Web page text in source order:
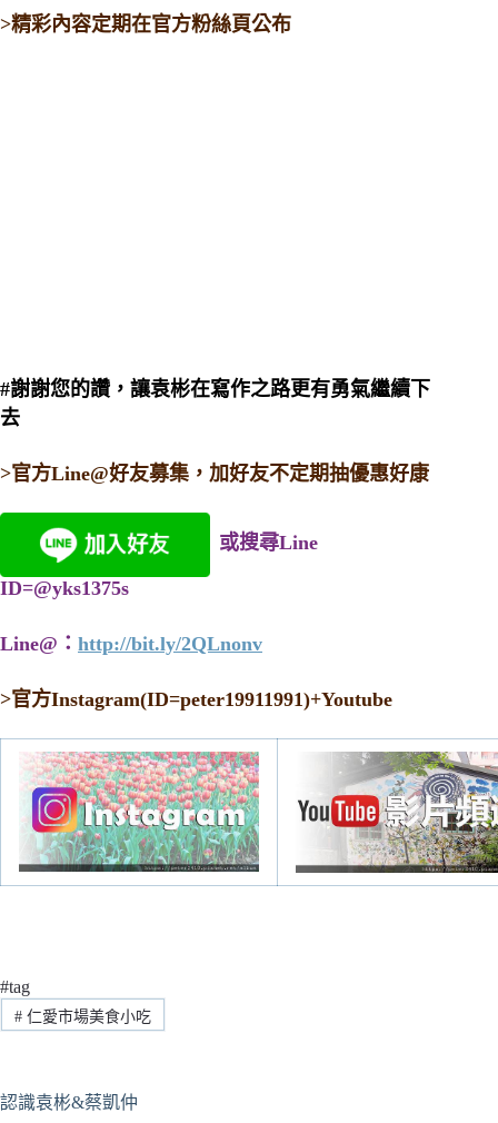
>精彩內容定期在官方粉絲頁公布
#謝謝您的讚，讓袁彬在寫作之路更有勇氣繼續下
去
>官方Line@好友募集，加好友不定期抽優惠好康
或搜尋Line
ID=@yks1375s
Line@： http://bit.ly/2QLnonv
>官方Instagram(ID=peter19911991)+Youtube
#tag
#仁愛市場美食小吃
認識袁彬&蔡凱仲